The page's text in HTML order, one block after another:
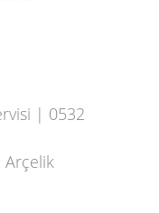
| 0532
Arçelik